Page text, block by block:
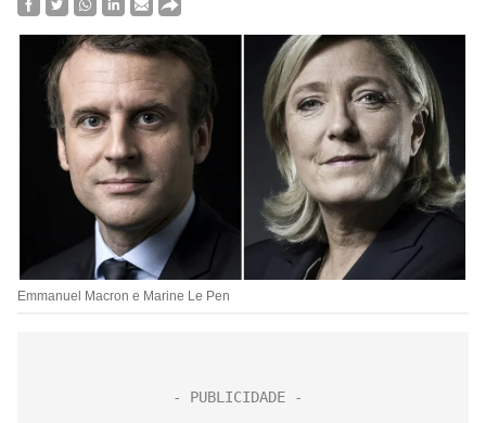
Emmanuel Macron e Marine Le Pen